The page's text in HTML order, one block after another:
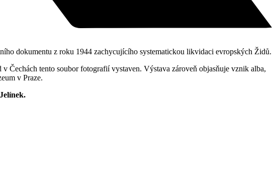
dokumentu z roku 1944 zachycujícího systematickou likvidaci evropských Židů.
Čechách tento soubor fotografií vystaven. Výstava zároveň objasňuje vznik alba,
v Praze.